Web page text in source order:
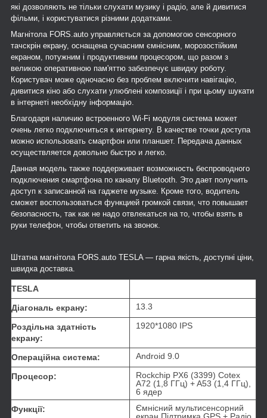
які дозволяють не тільки слухати музику і радіо, але й дивитися
фільми, і користуватися різними додатками.
Магнітола FORS auto управляється за допомогою сенсорного
тачскрін екрану, оснащена сучасним ємнісним, морозостійким
екраном, потужним і продуктивним процесором, що разом з
великою оперативною пам'яттю забезпечує швидку роботу.
Користувач може одночасно без проблем включити навігацію,
дивитися кіно або слухати улюблені композиції і при цьому шукати
в інтернеті необхідну інформацію.
Благодаря наличию встроенного Wi-Fi модуля система может
очень легко подключиться к интернету. В качестве точки доступа
можно использовать смартфон или планшет. Передача данных
осуществляется довольно быстро и легко.
Данная модель также поддерживает возможность беспроводного
подключения смартфона по каналу Bluetooth . Это дает получить
доступ к записанной на гаджете музыке. Кроме того, водитель
сможет воспользоваться функцией громкой связи, что повышает
безопасность, так как не надо отвлекаться на то, чтобы взять в
руки телефон, чтобы ответить на звонок.
Штатна магнітола FORS.auto TESLA — гарна якість, доступні ціни,
швидка доставка.
TESLA
Діагональ екрану:
13.3
Роздільна здатність
екрану:
1920*1080 IPS
Операційна система: Android 9.0
Процесор:
Rockchip PX6 (3399) Cotex
A72 (1,8 ГГц) + A53 (1,4 ГГц),
6 ядер
Функції:
Ємнісний мультисенсорний
екран Підтримка GPS + Радіо